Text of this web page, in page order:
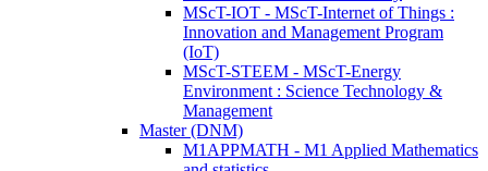
MScT-IOT - MScT-Internet of Things :
Innovation and Management Program
(IoT)
MScT-STEEM - MScT-Energy
Environment : Science Technology &
Management
Master (DNM)
M1APPMATH - M1 Applied Mathematics